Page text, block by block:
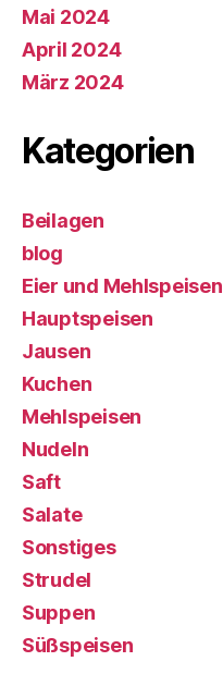
Mai 2024
April 2024
März 2024
Kategorien
Beilagen
blog
Eier und Mehlspeisen
Hauptspeisen
Jausen
Kuchen
Mehlspeisen
Nudeln
Saft
Salate
Sonstiges
Strudel
Suppen
Süßspeisen